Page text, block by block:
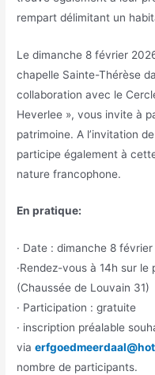
rempart délimitant un
Le dimanche 8 février
chapelle Sainte-Thérèse
collaboration avec le
Heverlee », vous invite à
patrimoine. A l’invitation
participe également à
nature francophone.
En pratique:
· Date : dimanche 8
·Rendez-vous à 14h sur
(Chaussée de Louvain 31)
· Participation : gratuite
· inscription préalable
via
nombre de participants.